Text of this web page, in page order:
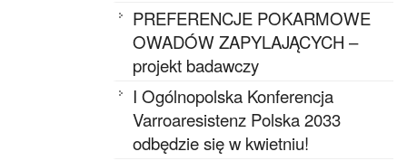
PREFERENCJE POKARMOWE
OWADÓW ZAPYLAJĄCYCH –
projekt badawczy
I Ogólnopolska Konferencja
Varroaresistenz Polska 2033
odbędzie się w kwietniu!